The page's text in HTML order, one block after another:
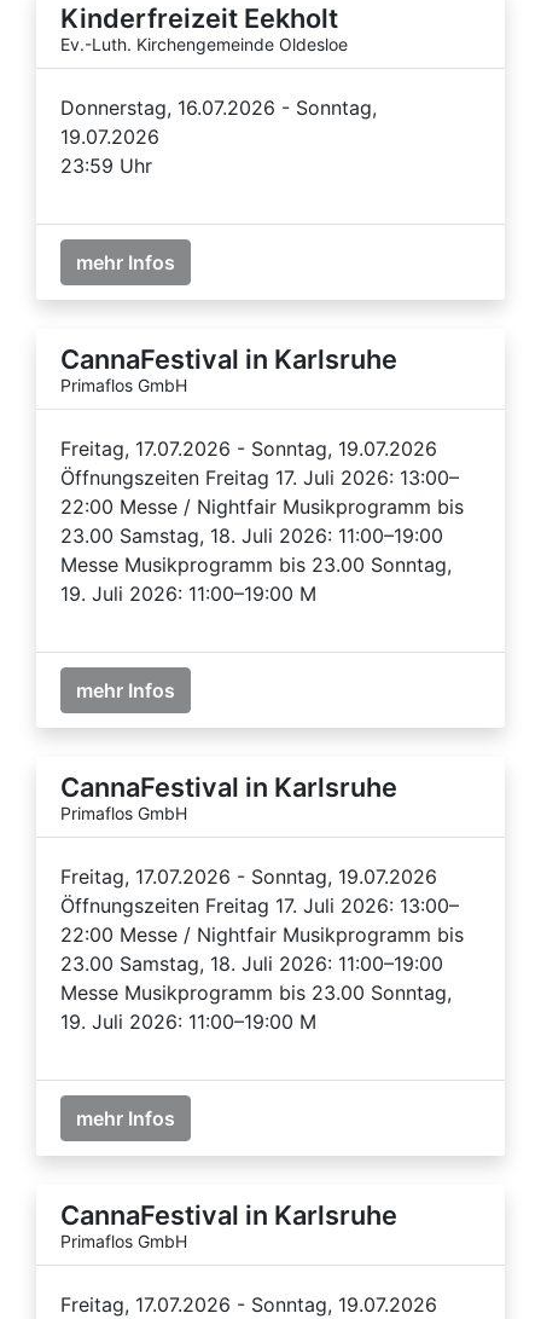
Kinderfreizeit Eekholt
Ev.-Luth. Kirchengemeinde Oldesloe
Donnerstag, 16.07.2026 - Sonntag,
19.07.2026
23:59 Uhr
mehr Infos
CannaFestival in Karlsruhe
Primaflos GmbH
Freitag, 17.07.2026 - Sonntag, 19.07.2026
Öffnungszeiten Freitag 17. Juli 2026: 13:00–
22:00 Messe / Nightfair Musikprogramm bis
23.00 Samstag, 18. Juli 2026: 11:00–19:00
Messe Musikprogramm bis 23.00 Sonntag,
19. Juli 2026: 11:00–19:00 M
mehr Infos
CannaFestival in Karlsruhe
Primaflos GmbH
Freitag, 17.07.2026 - Sonntag, 19.07.2026
Öffnungszeiten Freitag 17. Juli 2026: 13:00–
22:00 Messe / Nightfair Musikprogramm bis
23.00 Samstag, 18. Juli 2026: 11:00–19:00
Messe Musikprogramm bis 23.00 Sonntag,
19. Juli 2026: 11:00–19:00 M
mehr Infos
CannaFestival in Karlsruhe
Primaflos GmbH
Freitag, 17.07.2026 - Sonntag, 19.07.2026